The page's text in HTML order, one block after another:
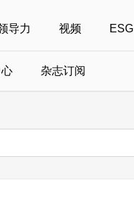
导力 视频 ESG
杂志订阅